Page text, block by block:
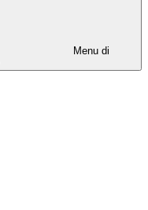
Menu di